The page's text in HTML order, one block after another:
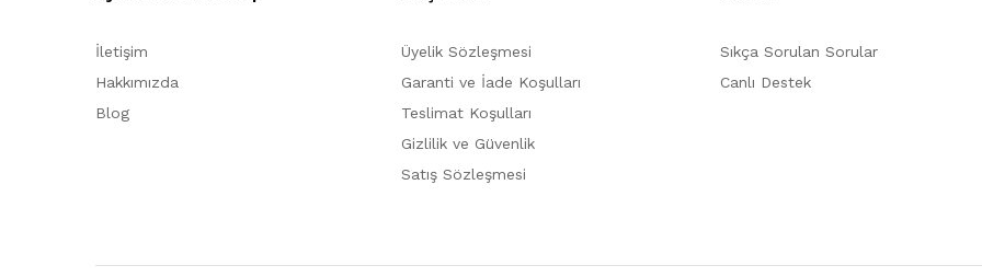
İletişim
Hakkımızda
Blog
Üyelik Sözleşmesi
Garanti ve İade Koşulları
Teslimat Koşulları
Gizlilik ve Güvenlik
Satış Sözleşmesi
Sıkça Sorulan Sorular
Canlı Destek